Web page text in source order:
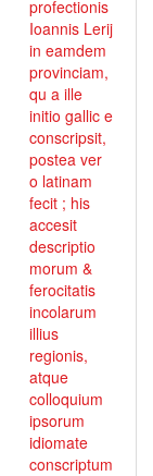
profectionis
Ioannis Lerij
in eamdem
provinciam,
qu a ille
initio gallic e
conscripsit,
postea ver
o latinam
fecit ; his
accesit
descriptio
morum &
ferocitatis
incolarum
illius
regionis,
atque
colloquium
ipsorum
idiomate
conscriptum